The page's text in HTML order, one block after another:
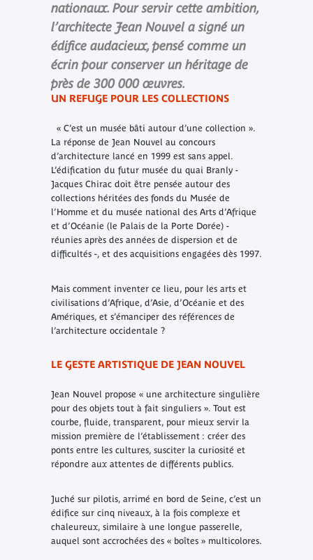
nationaux. Pour servir cette ambition,
l’architecte Jean Nouvel a signé un
édifice audacieux, pensé comme un
écrin pour conserver un héritage de
près de 300 000 œuvres.
UN REFUGE POUR LES COLLECTIONS
« C’est un musée bâti autour d’une collection ».
La réponse de Jean Nouvel au concours
d’architecture lancé en 1999 est sans appel.
L’édification du futur musée du quai Branly -
Jacques Chirac doit être pensée autour des
collections héritées des fonds du Musée de
l’Homme et du musée national des Arts d’Afrique
et d’Océanie (le Palais de la Porte Dorée) -
réunies après des années de dispersion et de
difficultés -, et des acquisitions engagées dès 1997.
Mais comment inventer ce lieu, pour les arts et
civilisations d’Afrique, d’Asie, d’Océanie et des
Amériques, et s’émanciper des références de
l’architecture occidentale ?
LE GESTE ARTISTIQUE DE JEAN NOUVEL
Jean Nouvel propose « une architecture singulière
pour des objets tout à fait singuliers ». Tout est
courbe, fluide, transparent, pour mieux servir la
mission première de l’établissement : créer des
ponts entre les cultures, susciter la curiosité et
répondre aux attentes de différents publics.
Juché sur pilotis, arrimé en bord de Seine, c’est un
édifice sur cinq niveaux, à la fois complexe et
chaleureux, similaire à une longue passerelle,
auquel sont accrochées des « boîtes » multicolores.